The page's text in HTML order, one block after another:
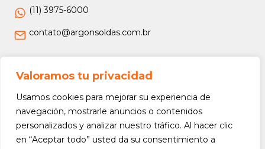
Valoramos tu privacidad
Usamos cookies para mejorar su experiencia de
navegación, mostrarle anuncios o contenidos
personalizados y analizar nuestro tráfico. Al hacer clic
en “Aceptar todo” usted da su consentimiento a
(11) 3975-6000
contato@argonsoldas.com.br
Jurídico
Termos e Condições
Política de Privacidade
Política de Devolução e Reembolso